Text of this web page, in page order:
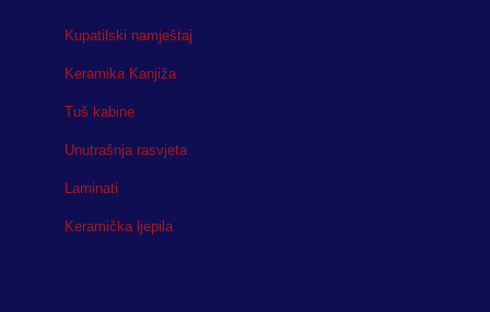
Kupatilski namještaj
Keramika Kanjiža
Tuš kabine
Unutrašnja rasvjeta
Laminati
Keramička ljepila